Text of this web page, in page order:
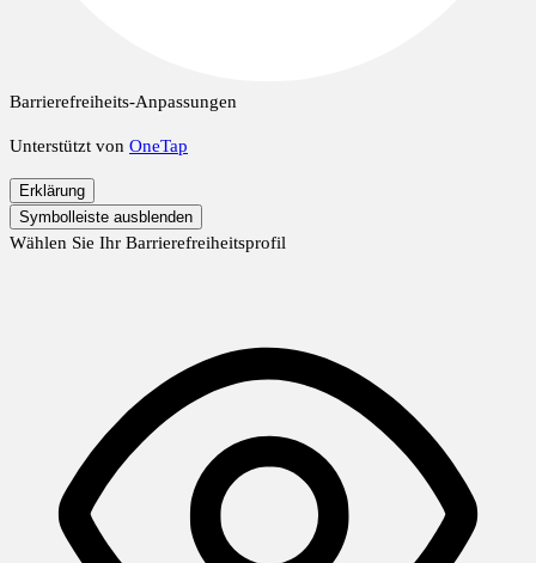
Barrierefreiheits-Anpassungen
Unterstützt von OneTap
Erklärung
Symbolleiste ausblenden
Wählen Sie Ihr Barrierefreiheitsprofil